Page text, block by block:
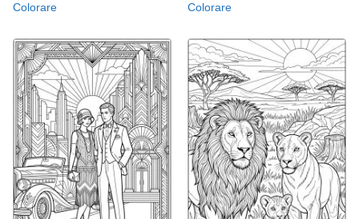
Colorare
Colorare